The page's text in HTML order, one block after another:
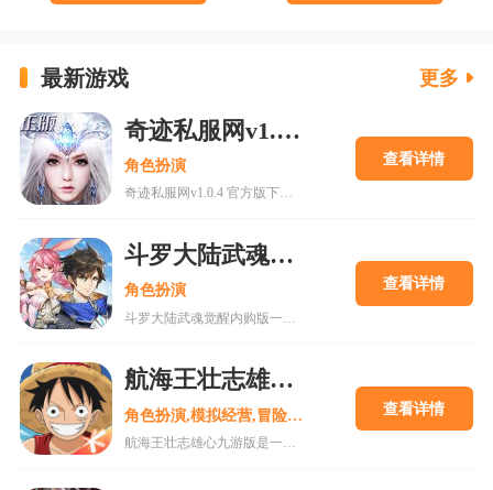
最新游戏 更多
奇迹私服网v1.0.4 官方版下载
角色扮演
奇迹私服网v1.0.4 官方版下载是一款经典魔幻系列RPG大型多人在线动作手游，MU世界观强势来袭重现纷争四起的奇迹大陆，五大王国作为勇者诞生的背景屹立在不同的区域。多种族设定让职业选择更加丰富，各有千秋的天赋能力会在战斗中大放异彩，无论是狩猎邪恶势力又或者是征讨对手都有着举足轻重的作用，马上加入一展雄心壮志。
查看详情
斗罗大陆武魂觉醒内购版
角色扮演 查看详情
航海王壮志雄心九游版
角色扮演,模拟经营,冒险解谜
航海王壮志雄心九游版是一款腾讯魔方工作室制作的海贼王正版格斗手游，游戏玩法类似火影忍者手游，玩家可以在游戏中召集你喜欢的海贼王角色一起冒险，组建属于你的最强海贼团。游戏还原原作剧情故事，丰富的主线故事流程，再一次和草帽一伙踏上伟大航道。喜欢的快来18183下载吧~
查看详情